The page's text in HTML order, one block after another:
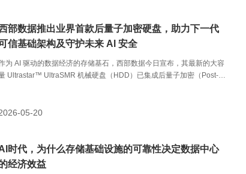
部数据推出业界首款后量子加密硬盘，助力下一代
信基础架构及守护未来 AI 安全
为 AI 驱动的数据经济的存储基石，西部数据今日宣布，其最新的大容
Ultrastar™ UltraSMR 机械硬盘（HDD）已集成后量子加密（Post-
，演进为在每次推理、训练和交互中均需持久留存信息的数据系统，
架构的强劲前期需求。
05-20
时代，为什么存储基础设施的可靠性决定数据中心
经济效益